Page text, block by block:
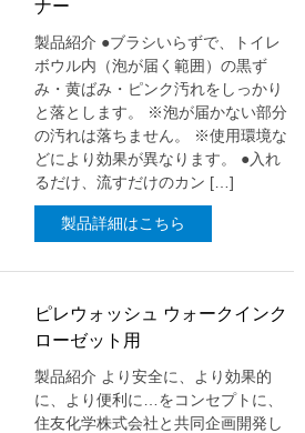
ナー
製品紹介 ●ブラシいらずで、トイレ
ボウル内（泡が届く範囲）の黒ず
み・黄ばみ・ピンク汚れをしっかり
と落とします。 ※泡が届かない部分
の汚れは落ちません。 ※使用環境な
どにより効果が異なります。 ●入れ
るだけ、流すだけのカン […]
製品詳細はこちら
ピレウォッシュ ウォークインク
ローゼット用
製品紹介 より安全に、より効果的
に、より便利に…をコンセプトに、
住友化学株式会社と共同企画開発し